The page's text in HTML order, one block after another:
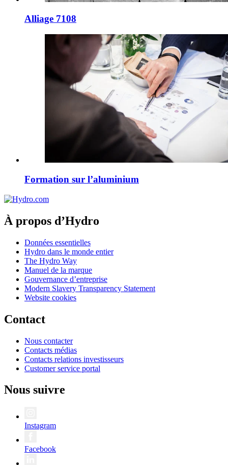
Alliage 7108
Formation sur l’aluminium
À propos d’Hydro
Données essentielles
Hydro dans le monde entier
The Hydro Way
Manuel de la marque
Gouvernance d’entreprise
Modern Slavery Transparency Statement
Website cookies
Contact
Nous contacter
Contacts médias
Contacts relations investisseurs
Customer service portal
Nous suivre
Instagram
Facebook